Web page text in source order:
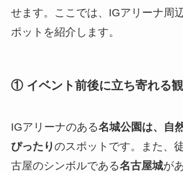
せます。ここでは、IGアリーナ周
ポットを紹介します。
① イベント前後に立ち寄れる
IGアリーナのある名城公園は、自
ぴったりのスポットです。また、
古屋のシンボルである名古屋城が